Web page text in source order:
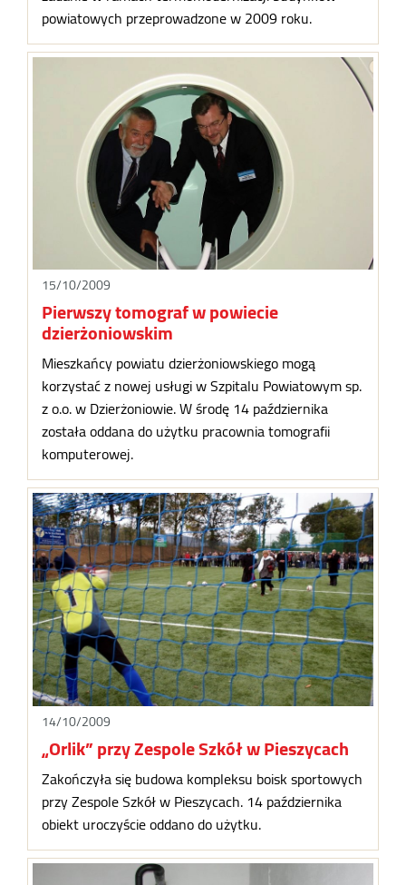
powiatowych przeprowadzone w 2009 roku.
15/10/2009
Pierwszy tomograf w powiecie
dzierżoniowskim
Mieszkańcy powiatu dzierżoniowskiego mogą
korzystać z nowej usługi w Szpitalu Powiatowym sp.
z o.o. w Dzierżoniowie. W środę 14 października
została oddana do użytku pracownia tomografii
komputerowej.
14/10/2009
„Orlik” przy Zespole Szkół w Pieszycach
Zakończyła się budowa kompleksu boisk sportowych
przy Zespole Szkół w Pieszycach. 14 października
obiekt uroczyście oddano do użytku.